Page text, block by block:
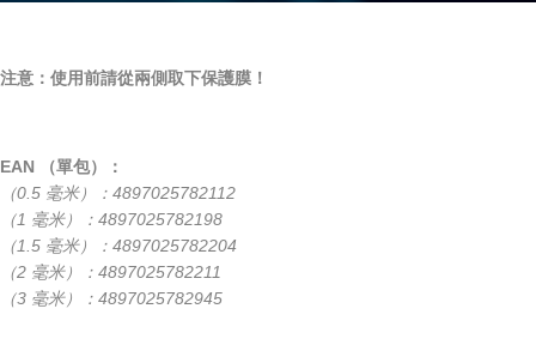
注意：使用前請從兩側取下保護膜！
EAN （單包）：
（0.5 毫米）：4897025782112
（1 毫米）：4897025782198
（1.5 毫米）：4897025782204
（2 毫米）：4897025782211
（3 毫米）：4897025782945